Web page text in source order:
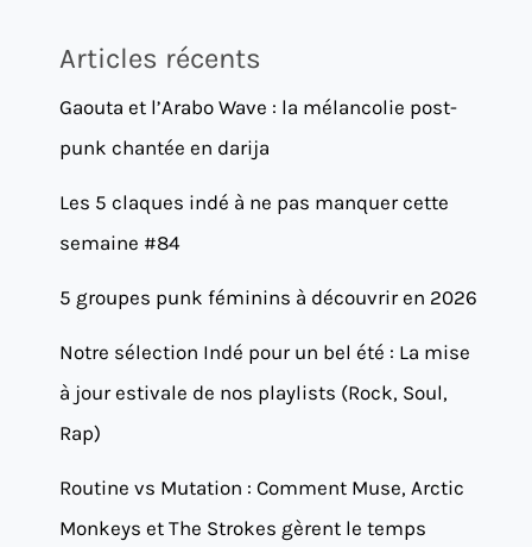
Articles récents
Gaouta et l’Arabo Wave : la mélancolie post-
punk chantée en darija
Les 5 claques indé à ne pas manquer cette
semaine #84
5 groupes punk féminins à découvrir en 2026
Notre sélection Indé pour un bel été : La mise
à jour estivale de nos playlists (Rock, Soul,
Rap)
Routine vs Mutation : Comment Muse, Arctic
Monkeys et The Strokes gèrent le temps